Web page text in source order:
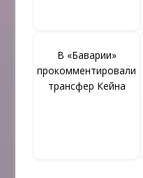
В «Баварии»
прокомментировали
трансфер Кейна